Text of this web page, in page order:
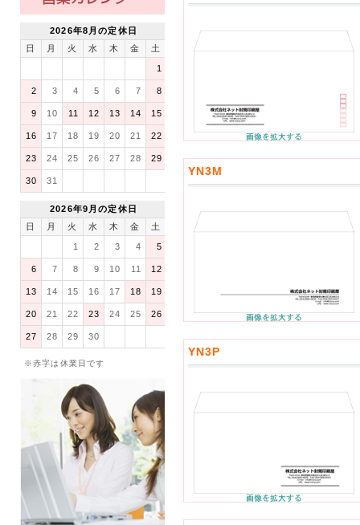
2026年8月の定休日
日
月 火 水 木 金 土
1
2 3 4 5 6 7 8
9 10 11 12 13 14 15
16 17 18 19 20 21 22
23 24 25 26 27 28 29
30 31
2026年9月の定休日
日
月 火 水 木 金 土
1 2 3 4 5
6 7 8 9 10 11 12
13 14 15 16 17 18 19
20 21 22 23 24 25 26
27 28 29 30
※赤字は休業日です
YN3M
YN3P